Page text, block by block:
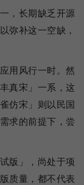
，长期缺乏开源
弥补这一空缺，
用风行一时。然
真宋」一系，这
仿宋」则以民国
求的前提下，尝
版」，尚处于项
质量，都不代表